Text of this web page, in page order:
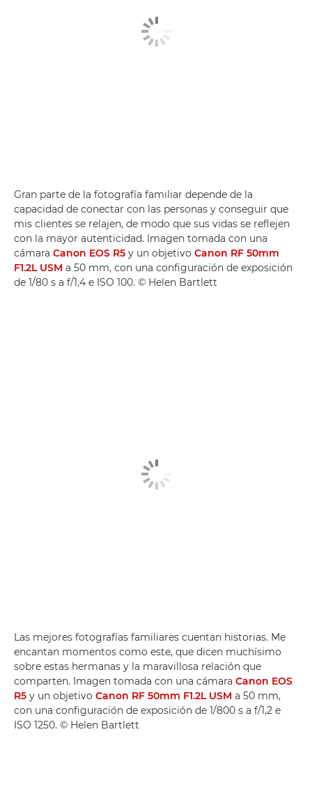
Gran parte de la fotografía familiar depende de la
capacidad de conectar con las personas y conseguir que
mis clientes se relajen, de modo que sus vidas se reflejen
con la mayor autenticidad. Imagen tomada con una
cámara Canon EOS R5 y un objetivo Canon RF 50mm
F1.2L USM a 50 mm, con una configuración de exposición
de 1/80 s a f/1,4 e ISO 100. © Helen Bartlett
Las mejores fotografías familiares cuentan historias. Me
encantan momentos como este, que dicen muchísimo
sobre estas hermanas y la maravillosa relación que
comparten. Imagen tomada con una cámara Canon EOS
R5 y un objetivo Canon RF 50mm F1.2L USM a 50 mm,
con una configuración de exposición de 1/800 s a f/1,2 e
ISO 1250. © Helen Bartlett